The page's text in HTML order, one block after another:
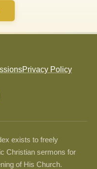
Privacy Policy
exists to freely
Christian sermons for
of His Church.